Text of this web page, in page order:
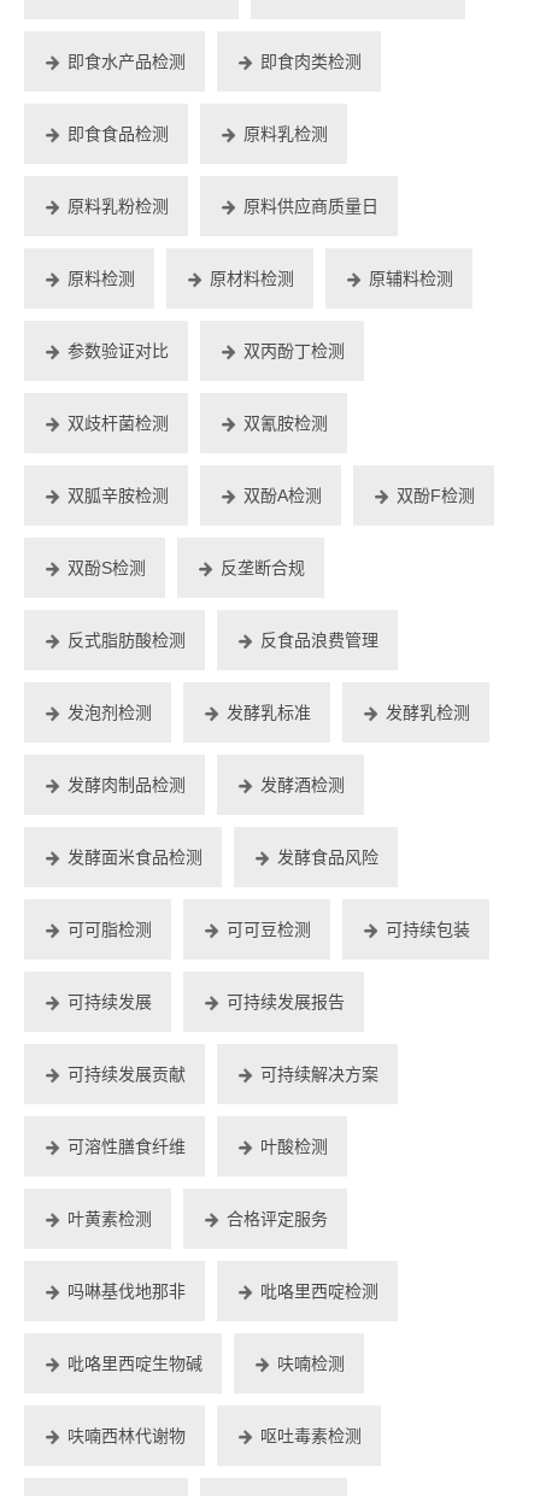
即食水产品检测 即食肉类检测
即食食品检测 原料乳检测
原料乳粉检测 原料供应商质量日
原料检测 原材料检测 原辅料检测
参数验证对比 双丙酚丁检测
双歧杆菌检测 双氰胺检测
双胍辛胺检测 双酚A检测 双酚F检测
双酚S检测 反垄断合规
反式脂肪酸检测 反食品浪费管理
发泡剂检测 发酵乳标准 发酵乳检测
发酵肉制品检测 发酵酒检测
发酵面米食品检测 发酵食品风险
可可脂检测 可可豆检测 可持续包装
可持续发展 可持续发展报告
可持续发展贡献 可持续解决方案
可溶性膳食纤维 叶酸检测
叶黄素检测 合格评定服务
吗啉基伐地那非 吡咯里西啶检测
吡咯里西啶生物碱 呋喃检测
呋喃西林代谢物 呕吐毒素检测